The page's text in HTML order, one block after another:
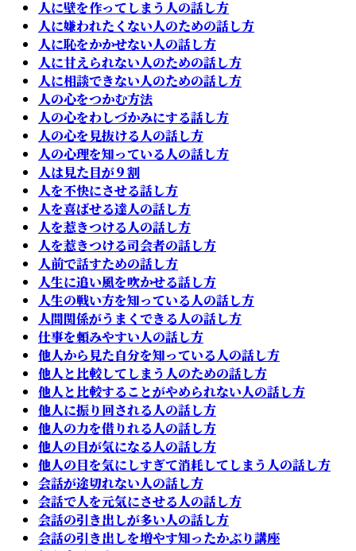
人に壁を作ってしまう人の話し方
人に嫌われたくない人のための話し方
人に恥をかかせない人の話し方
人に甘えられない人のための話し方
人に相談できない人のための話し方
人の心をつかむ方法
人の心をわしづかみにする話し方
人の心を見抜ける人の話し方
人の心理を知っている人の話し方
人は見た目が９割
人を不快にさせる話し方
人を喜ばせる達人の話し方
人を惹きつける人の話し方
人を惹きつける司会者の話し方
人前で話すための話し方
人生に追い風を吹かせる話し方
人生の戦い方を知っている人の話し方
人間関係がうまくできる人の話し方
仕事を頼みやすい人の話し方
他人から見た自分を知っている人の話し方
他人と比較してしまう人のための話し方
他人と比較することがやめられない人の話し方
他人に振り回される人の話し方
他人の力を借りれる人の話し方
他人の目が気になる人の話し方
他人の目を気にしすぎて消耗してしまう人の話し方
会話が途切れない人の話し方
会話で人を元気にさせる人の話し方
会話の引き出しが多い人の話し方
会話の引き出しを増やす知ったかぶり講座